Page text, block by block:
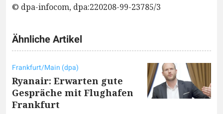
© dpa-infocom, dpa:220208-99-23785/3
Ähnliche Artikel
Frankfurt/Main (dpa)
Ryanair: Erwarten gute
Gespräche mit Flughafen
Frankfurt